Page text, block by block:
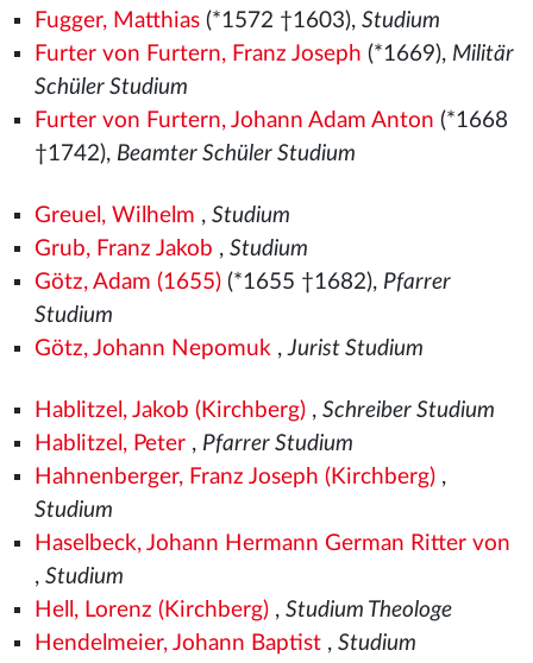
Fugger, Matthias(*1572 †1603), Studium
Furter von Furtern, Franz Joseph (*1669), Militär
Schüler Studium
Furter von Furtern, Johann Adam Anton (*1668
†1742), Beamter Schüler Studium
Greuel, Wilhelm , Studium
Grub, Franz Jakob , Studium
Götz, Adam (1655)(*1655 †1682), Pfarrer
Studium
Götz, Johann Nepomuk,Jurist Studium
Hablitzel, Jakob (Kirchberg), Schreiber Studium
Hablitzel, Peter, Pfarrer Studium
Hahnenberger, Franz Joseph (Kirchberg),
Studium
Haselbeck, Johann Hermann German Ritter von
, Studium
Hell, Lorenz (Kirchberg), Studium Theologe
Hendelmeier, Johann Baptist, Studium